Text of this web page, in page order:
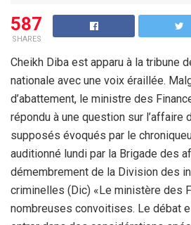
587
SHARES
Cheikh Diba est apparu à la tribune
nationale avec une voix éraillée.
d’abattement, le ministre des
répondu à une question sur l’affaire
supposés évoqués par le
auditionné lundi par la Brigade des
démembrement de la Division des
criminelles (Dic) «Le ministère des
nombreuses convoitises. Le débat